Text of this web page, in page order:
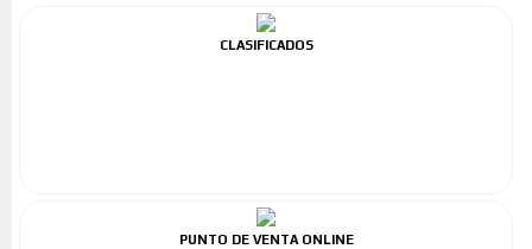
CLASIFICADOS
PUNTO DE VENTA ONLINE